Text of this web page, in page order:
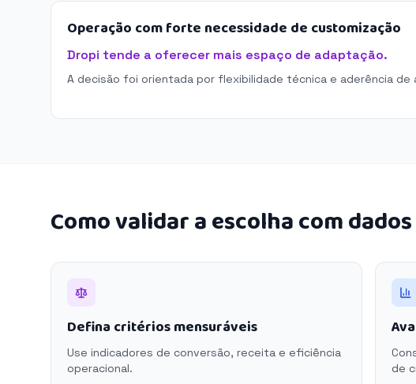
Operação com forte necessidade de customização
Dropi tende a oferecer mais espaço de adaptação.
A decisão foi orientada por flexibilidade técnica e aderência de
Como validar a escolha com
Defina critérios mensuráveis
Use indicadores de conversão, receita e eficiência
operacional.
de